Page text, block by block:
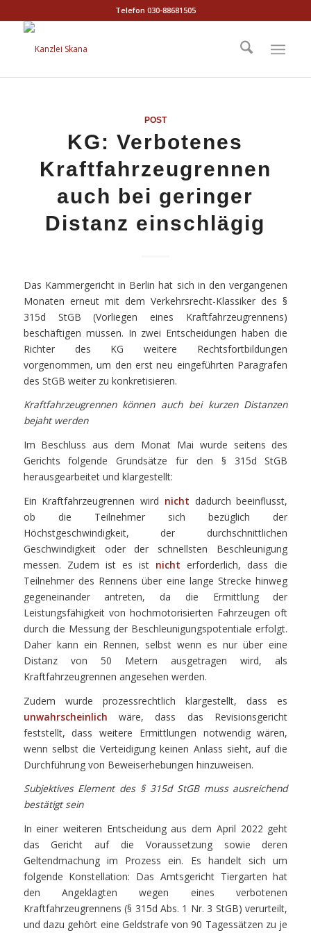
Telefon 030-88681505
POST
KG: Verbotenes
Kraftfahrzeugrennen
auch bei geringer
Distanz einschlägig
Das Kammergericht in Berlin hat sich in den vergangenen
Monaten erneut mit dem Verkehrsrecht-Klassiker des §
315d StGB (Vorliegen eines Kraftfahrzeugrennens)
beschäftigen müssen. In zwei Entscheidungen haben die
Richter des KG weitere Rechtsfortbildungen
vorgenommen, um den erst neu eingeführten Paragrafen
des StGB weiter zu konkretisieren.
Kraftfahrzeugrennen können auch bei kurzen Distanzen
bejaht werden
Im Beschluss aus dem Monat Mai wurde seitens des
Gerichts folgende Grundsätze für den § 315d StGB
herausgearbeitet und klargestellt:
Ein Kraftfahrzeugrennen wird nicht dadurch beeinflusst,
ob die Teilnehmer sich bezüglich der
Höchstgeschwindigkeit, der durchschnittlichen
Geschwindigkeit oder der schnellsten Beschleunigung
messen. Zudem ist es ist nicht erforderlich, dass die
Teilnehmer des Rennens über eine lange Strecke hinweg
gegeneinander antreten, da die Ermittlung der
Leistungsfähigkeit von hochmotorisierten Fahrzeugen oft
durch die Messung der Beschleunigungspotentiale erfolgt.
Daher kann ein Rennen, selbst wenn es nur über eine
Distanz von 50 Metern ausgetragen wird, als
Kraftfahrzeugrennen angesehen werden.
Zudem wurde prozessrechtlich klargestellt, dass es
unwahrscheinlich wäre, dass das Revisionsgericht
feststellt, dass weitere Ermittlungen notwendig wären,
wenn selbst die Verteidigung keinen Anlass sieht, auf die
Durchführung von Beweiserhebungen hinzuweisen.
Subjektives Element des § 315d StGB muss ausreichend
bestätigt sein
In einer weiteren Entscheidung aus dem April 2022 geht
das Gericht auf die Voraussetzung sowie deren
Geltendmachung im Prozess ein. Es handelt sich um
folgende Konstellation: Das Amtsgericht Tiergarten hat
den Angeklagten wegen eines verbotenen
Kraftfahrzeugrennens (§ 315d Abs. 1 Nr. 3 StGB) verurteilt,
und dazu gehört eine Geldstrafe von 90 Tagessätzen zu je